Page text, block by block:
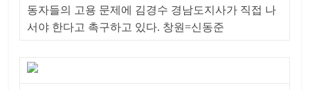
동자들의 고용 문제에 김경수 경남도지사가 직접 나
서야 한다고 촉구하고 있다. 창원=신동준